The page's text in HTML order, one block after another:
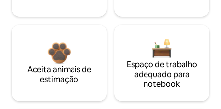
Aceita animais de
estimação
Espaço de trabalho
adequado para
notebook